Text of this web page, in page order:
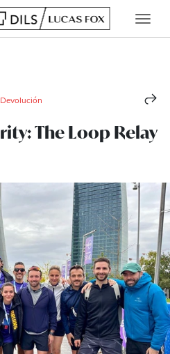
Devolución
The Loop Relay